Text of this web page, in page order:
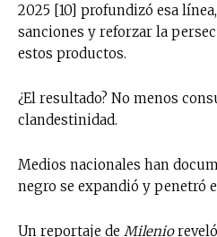
2025 [10] profundizó esa
sanciones y reforzar la
estos productos.
¿El resultado? No menos
clandestinidad.
Medios nacionales han
negro se expandió y penetró
Un reportaje de Milenio